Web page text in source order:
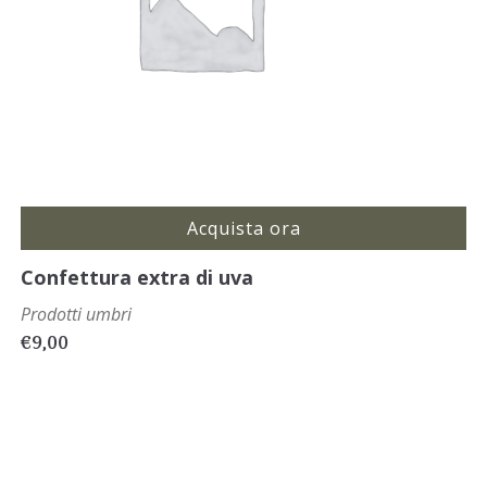
Acquista ora
Confettura extra di uva
Prodotti umbri
€9,00